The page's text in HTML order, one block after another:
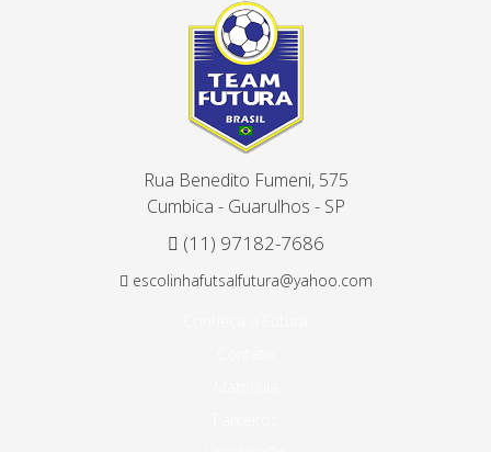
Rua Benedito Fumeni, 575
Cumbica - Guarulhos - SP
(11) 97182-7686
escolinhafutsalfutura@yahoo.com